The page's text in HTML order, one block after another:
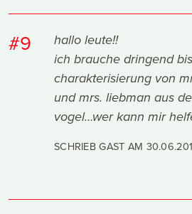
#9
hallo leute!!
ich brauche dringend
charakterisierung von
und mrs. liebman aus
vogel…wer kann mir
SCHRIEB GAST AM